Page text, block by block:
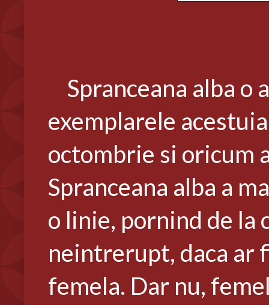
Spranceana alba o
exemplarele
octombrie si oricum
Spranceana alba a
o linie, pornind de la
neintrerupt, daca ar
femela. Dar nu,